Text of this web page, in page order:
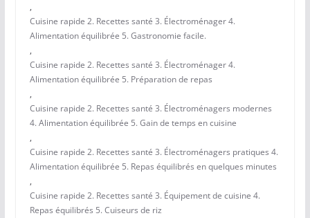
,
Cuisine rapide 2. Recettes santé 3. Électroménager 4.
Alimentation équilibrée 5. Gastronomie facile.
,
Cuisine rapide 2. Recettes santé 3. Électroménager 4.
Alimentation équilibrée 5. Préparation de repas
,
Cuisine rapide 2. Recettes santé 3. Électroménagers modernes
4. Alimentation équilibrée 5. Gain de temps en cuisine
,
Cuisine rapide 2. Recettes santé 3. Électroménagers pratiques 4.
Alimentation équilibrée 5. Repas équilibrés en quelques minutes
,
Cuisine rapide 2. Recettes santé 3. Équipement de cuisine 4.
Repas équilibrés 5. Cuiseurs de riz